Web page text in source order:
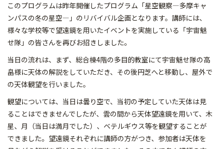
このプログラムは昨年開催したプログラム「星空観察―多摩キャ
ンパスの冬の星空―」のリバイバル企画となります。講師には、
様々な学校等で望遠鏡を用いたイベントを実施している「宇宙魅
せ隊」の皆さんを再びお招きしました。
当日の流れは、まず、総合棟4階の多目的教室にて宇宙魅せ隊の高
畠様に天体の解説をしていただき、その後円芝へと移動し、屋外で
の天体観望を行いました。
観望については、当日は曇り空で、当初の予定していた天体は見
ることはできませんでしたが、雲の間から天体望遠鏡を用いて、木
星、月（当日は満月でした）、ベテルギウス等を観望することが
できました。望遠鏡それぞれに講師の方がつき、参加者は天体を